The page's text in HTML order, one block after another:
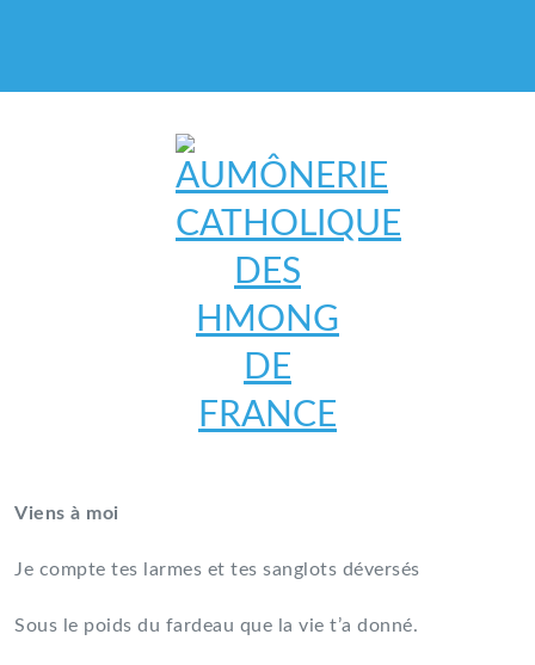
DES HMONG DE FRANCE
Viens à moi
Je compte tes larmes et tes sanglots déversés
Sous le poids du fardeau que la vie t’a donné.